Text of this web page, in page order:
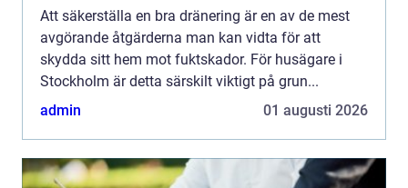
Att säkerställa en bra dränering är en av de mest
avgörande åtgärderna man kan vidta för att
skydda sitt hem mot fuktskador. För husägare i
Stockholm är detta särskilt viktigt på grun...
admin
01 augusti 2026